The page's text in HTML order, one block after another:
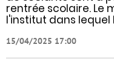
rentrée scolaire. Le
l'institut dans
15/04/2025 17:00